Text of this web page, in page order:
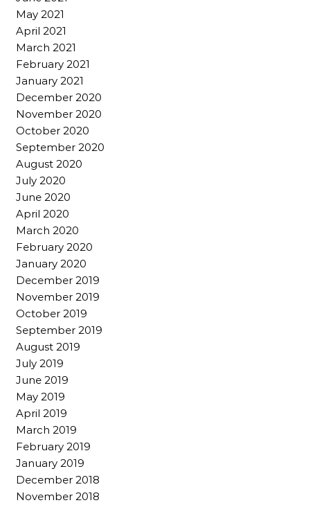
May 2021
April 2021
March 2021
February 2021
January 2021
December 2020
November 2020
October 2020
September 2020
August 2020
July 2020
June 2020
April 2020
March 2020
February 2020
January 2020
December 2019
November 2019
October 2019
September 2019
August 2019
July 2019
June 2019
May 2019
April 2019
March 2019
February 2019
January 2019
December 2018
November 2018